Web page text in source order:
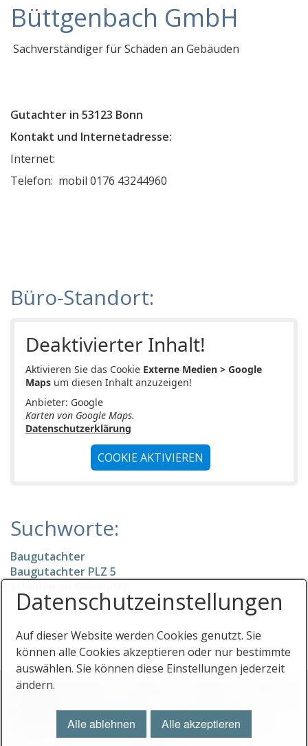
Wertermittlung Knaak
Gecit Immobilien Gutachten
IT-Sachverständigen-Büro Kleinermann
Dipl.-Ing. (FH) Volker Junicke
CP-Baumaschinenservice
Kfz Sachverständigenbüro Atik
Bausachverständiger Norbert Pangert
PLZ Gebiet 6
Gutachter in Österreich
KFZ-Sachverständige
Baugutachter
Immobilienbewertung
Info
Büttgenbach GmbH
Sachverständiger für Schäden an Gebäuden
Gutachter in 53123 Bonn
Kontakt und Internetadresse:
Internet:
Telefon: mobil 0176 43244960
Büro-Standort:
Deaktivierter Inhalt!
Aktivieren Sie das Cookie Externe Medien > Google
Maps um diesen Inhalt anzuzeigen!
Anbieter: Google
Karten von Google Maps.
Datenschutzerklärung
COOKIE AKTIVIEREN
Suchworte:
Baugutachter
Baugutachter PLZ 5
Startseite
© 2026 Gutachterverzeichnis.com - Das Verzeichnis für
Gutachter und Sachverständige
Datenschutz­einstellungen
Auf dieser Website werden Cookies genutzt. Sie
können alle Cookies akzeptieren oder nur bestimmte
auswählen. Sie können diese Einstellungen jederzeit
ändern.
Alle ablehnen Alle akzeptieren